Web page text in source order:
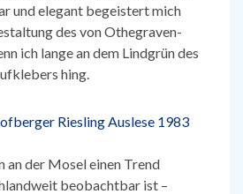
und elegant begeistert mich
des von Othegraven-
ich lange an dem Lindgrün des
hing.
an der Mosel einen Trend
beobachtbar ist –